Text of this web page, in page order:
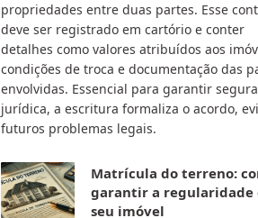
propriedades entre duas partes. Esse
deve ser registrado em cartório e conter
detalhes como valores atribuídos aos
condições de troca e documentação das
envolvidas. Essencial para garantir
jurídica, a escritura formaliza o acordo,
futuros problemas legais.
Matrícula do terreno:
garantir a regularidade
seu imóvel